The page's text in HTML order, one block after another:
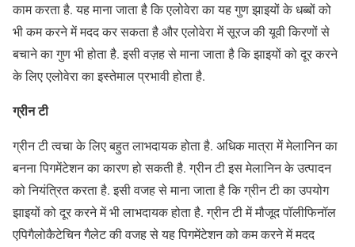
काम करता है. यह माना जाता है कि एलोवेरा का यह गुण झाइयों के धब्बों को
भी कम करने में मदद कर सकता है और एलोवेरा में सूरज की यूवी किरणों से
बचाने का गुण भी होता है. इसी वज़ह से माना जाता है कि झाइयों को दूर करने
के लिए एलोवेरा का इस्तेमाल प्रभावी होता है.
ग्रीन टी
ग्रीन टी त्वचा के लिए बहुत लाभदायक होता है. अधिक मात्रा में मेलानिन का
बनना पिगमेंटेशन का कारण हो सकती है. ग्रीन टी इस मेलानिन के उत्पादन
को नियंत्रित करता है. इसी वजह से माना जाता है कि ग्रीन टी का उपयोग
झाइयों को दूर करने में भी लाभदायक होता है. ग्रीन टी में मौजूद पॉलीफिनॉल
एपिगैलोकैटेचिन गैलेट की वजह से यह पिगमेंटेशन को कम करने में मदद